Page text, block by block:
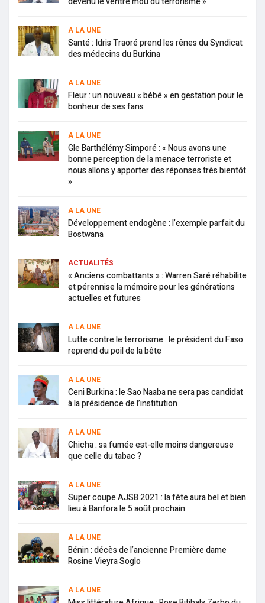
A LA UNE
Santé : Idris Traoré prend les rênes du Syndicat
des médecins du Burkina
A LA UNE
Fleur : un nouveau « bébé » en gestation pour le
bonheur de ses fans
A LA UNE
Gle Barthélémy Simporé : « Nous avons une
bonne perception de la menace terroriste et
nous allons y apporter des réponses très bientôt
»
A LA UNE
Développement endogène : l’exemple parfait du
Bostwana
ACTUALITÉS
« Anciens combattants » : Warren Saré réhabilite
et pérennise la mémoire pour les générations
actuelles et futures
A LA UNE
Lutte contre le terrorisme : le président du Faso
reprend du poil de la bête
A LA UNE
Ceni Burkina : le Sao Naaba ne sera pas candidat
à la présidence de l’institution
A LA UNE
Chicha : sa fumée est-elle moins dangereuse
que celle du tabac ?
A LA UNE
Super coupe AJSB 2021 : la fête aura bel et bien
lieu à Banfora le 5 août prochain
A LA UNE
Bénin : décès de l’ancienne Première dame
Rosine Vieyra Soglo
A LA UNE